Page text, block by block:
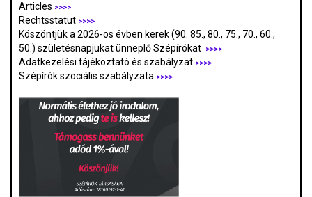
Articles >>>>
Rechtsstatut >>>>
Köszöntjük a 2026-os évben kerek (90. 85., 80., 75., 70., 60.,
50.) születésnapjukat ünneplő Szépírókat
>>>>
Adatkezelési tájékoztató és szabályzat >>>>
Szépírók szociális szabályzata >>>>